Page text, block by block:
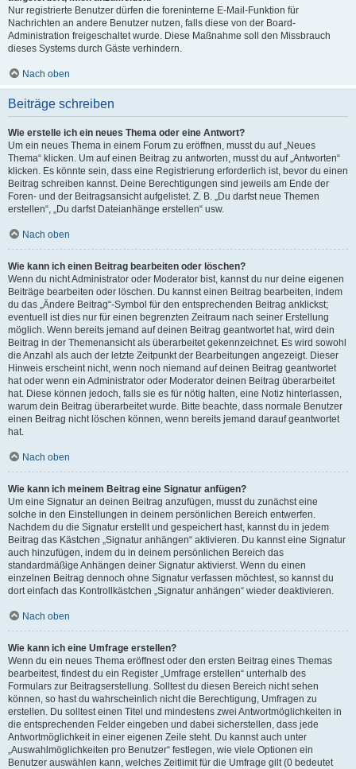
Nur registrierte Benutzer dürfen die foreninterne E-Mail-Funktion für
Nachrichten an andere Benutzer nutzen, falls diese von der Board-
Administration freigeschaltet wurde. Diese Maßnahme soll den Missbrauch
dieses Systems durch Gäste verhindern.
Nach oben
Beiträge schreiben
Wie erstelle ich ein neues Thema oder eine Antwort?
Um ein neues Thema in einem Forum zu eröffnen, musst du auf „Neues
Thema“ klicken. Um auf einen Beitrag zu antworten, musst du auf „Antworten“
klicken. Es könnte sein, dass eine Registrierung erforderlich ist, bevor du einen
Beitrag schreiben kannst. Deine Berechtigungen sind jeweils am Ende der
Foren- und der Beitragsansicht aufgelistet. Z. B. „Du darfst neue Themen
erstellen“, „Du darfst Dateianhänge erstellen“ usw.
Nach oben
Wie kann ich einen Beitrag bearbeiten oder löschen?
Wenn du nicht Administrator oder Moderator bist, kannst du nur deine eigenen
Beiträge bearbeiten oder löschen. Du kannst einen Beitrag bearbeiten, indem
du das „Ändere Beitrag“-Symbol für den entsprechenden Beitrag anklickst;
eventuell ist dies nur für einen begrenzten Zeitraum nach seiner Erstellung
möglich. Wenn bereits jemand auf deinen Beitrag geantwortet hat, wird dein
Beitrag in der Themenansicht als überarbeitet gekennzeichnet. Es wird sowohl
die Anzahl als auch der letzte Zeitpunkt der Bearbeitungen angezeigt. Dieser
Hinweis erscheint nicht, wenn noch niemand auf deinen Beitrag geantwortet
hat oder wenn ein Administrator oder Moderator deinen Beitrag überarbeitet
hat. Diese können jedoch, falls sie es für nötig halten, eine Notiz hinterlassen,
warum dein Beitrag überarbeitet wurde. Bitte beachte, dass normale Benutzer
einen Beitrag nicht löschen können, wenn bereits jemand darauf geantwortet
hat.
Nach oben
Wie kann ich meinem Beitrag eine Signatur anfügen?
Um eine Signatur an deinen Beitrag anzufügen, musst du zunächst eine
solche in den Einstellungen in deinem persönlichen Bereich entwerfen.
Nachdem du die Signatur erstellt und gespeichert hast, kannst du in jedem
Beitrag das Kästchen „Signatur anhängen“ aktivieren. Du kannst eine Signatur
auch hinzufügen, indem du in deinem persönlichen Bereich das
standardmäßige Anhängen deiner Signatur aktivierst. Wenn du einen
einzelnen Beitrag dennoch ohne Signatur verfassen möchtest, so kannst du
dort einfach das Kontrollkästchen „Signatur anhängen“ wieder deaktivieren.
Nach oben
Wie kann ich eine Umfrage erstellen?
Wenn du ein neues Thema eröffnest oder den ersten Beitrag eines Themas
bearbeitest, findest du ein Register „Umfrage erstellen“ unterhalb des
Formulars zur Beitragserstellung. Solltest du diesen Bereich nicht sehen
können, so hast du wahrscheinlich nicht die Berechtigung, Umfragen zu
erstellen. Du solltest einen Titel und mindestens zwei Antwortmöglichkeiten in
die entsprechenden Felder eingeben und dabei sicherstellen, dass jede
Antwortmöglichkeit in einer eigenen Zeile steht. Du kannst auch unter
„Auswahlmöglichkeiten pro Benutzer“ festlegen, wie viele Optionen ein
Benutzer auswählen kann, welches Zeitlimit für die Umfrage gilt (0 bedeutet